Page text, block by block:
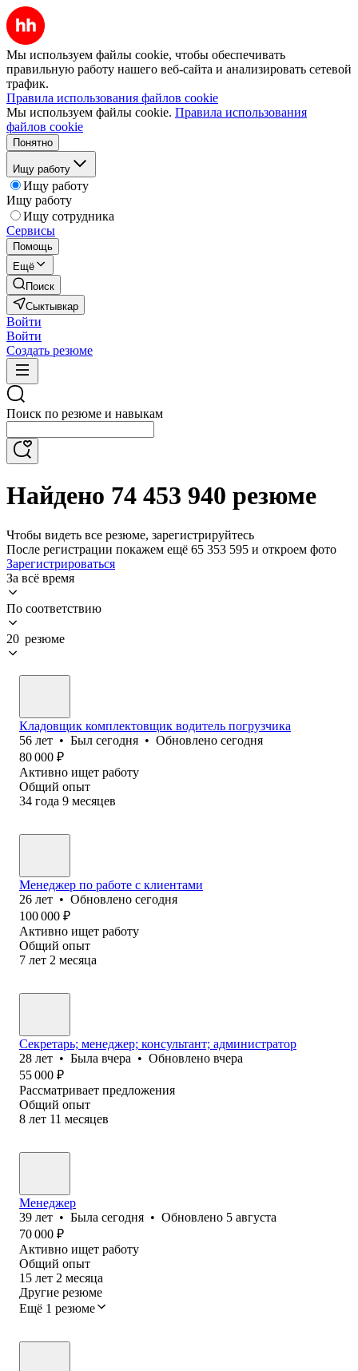
Мы используем файлы cookie, чтобы обеспечивать
правильную работу нашего веб-сайта и анализировать сетевой
трафик.
Правила использования файлов cookie
Мы используем файлы cookie. Правила использования
файлов cookie
Понятно
Ищу работу
Ищу работу
Ищу работу
Ищу сотрудника
Сервисы
Помощь
Ещё
Поиск
Сыктывкар
Войти
Войти
Создать резюме
Поиск по резюме и навыкам
Найдено 74 453 940 резюме
Чтобы видеть все резюме, зарегистрируйтесь
После регистрации покажем ещё 65 353 595 и откроем фото
Зарегистрироваться
За всё время
По соответствию
20 резюме
Кладовщик комплектовщик водитель погрузчика
56 лет • Был сегодня • Обновлено сегодня
80 000 ₽
Активно ищет работу
Общий опыт
34 года 9 месяцев
Менеджер по работе с клиентами
26 лет • Обновлено сегодня
100 000 ₽
Активно ищет работу
Общий опыт
7 лет 2 месяца
Секретарь; менеджер; консультант; администратор
28 лет • Была вчера • Обновлено вчера
55 000 ₽
Рассматривает предложения
Общий опыт
8 лет 11 месяцев
Менеджер
39 лет • Была сегодня • Обновлено 5 августа
70 000 ₽
Активно ищет работу
Общий опыт
15 лет 2 месяца
Другие резюме
Ещё 1 резюме